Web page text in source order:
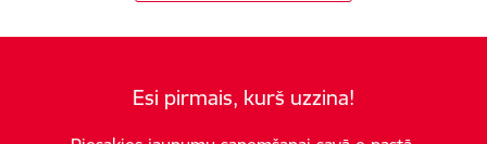
Esi pirmais, kurš uzzina!